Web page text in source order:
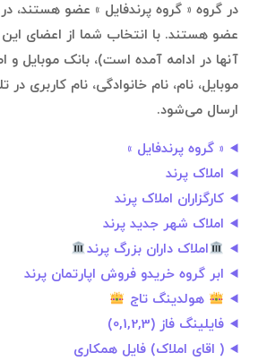
در گروه ‌« گروه پرندفایل » عضو هستند، در
عضو هستند. با انتخاب شما از اعضای
آنها در ادامه آمده است)، بانک موبایل و
موبایل، نام، نام خانوادگی، نام کاربری
ارسال می‌شود.
‌« گروه پرندفایل »
املاک پرند
کارگزاران املاک پرند
املاک شهر جدید پرند
املاک داران بزرگ پرند
ابر گروه خریدو فروش اپارتمان پرند
هولدینگ تاج
فایلینگ فاز (0,1,2,3)
( اقای املاک) فایل همکاری